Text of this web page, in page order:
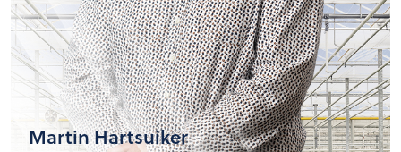
Martin Hartsuiker